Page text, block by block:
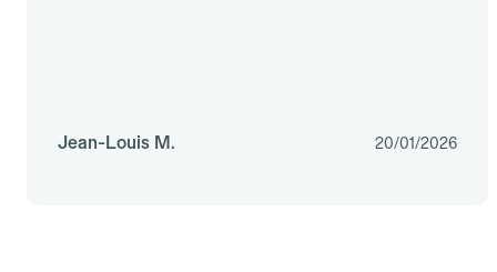
Jean-Louis M. 20/01/2026